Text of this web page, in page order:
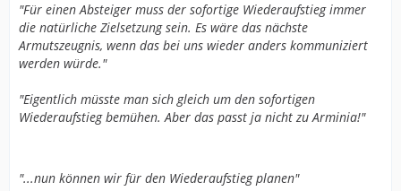
"Für einen Absteiger muss der sofortige Wiederaufstiegimmer
die natürliche Zielsetzung sein. Es wäre das nächste
Armutszeugnis, wenn das bei uns wieder anders kommuniziert
werden würde."
"Eigentlich müsste man sich gleich um den sofortigen
Wiederaufstieg bemühen. Aber das passt ja nicht zu Arminia!"
"...nun können wir für den Wiederaufstieg planen"